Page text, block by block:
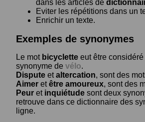
dans les articles de
Eviter les répétitions dans un
Enrichir un texte.
Exemples de synonymes
Le mot bicyclette eut être
synonyme de vélo.
Dispute etaltercation, sont des
Aimer etêtre amoureux, sont des
Peur et inquiétude sont deux
retrouve dans ce dictionnaire des
ligne.